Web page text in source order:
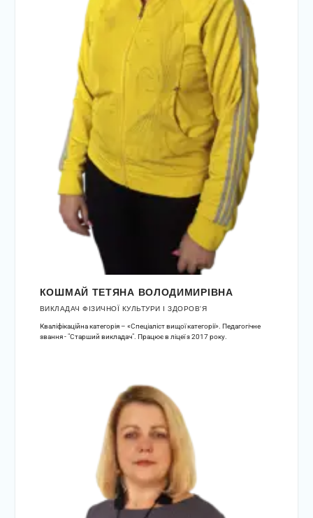
КОШМАЙ ТЕТЯНА ВОЛОДИМИРІВНА
ВИКЛАДАЧ ФІЗИЧНОЇ КУЛЬТУРИ І ЗДОРОВ'Я
Кваліфікаційна категорія – «Спеціаліст вищої категорії». Педагогічне
звання - "Старший викладач". Працює в ліцеї з 2017 року.